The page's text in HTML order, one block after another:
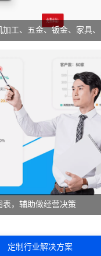
工、五金、钣金、家具
表，辅助做经营决策
定制行业解决方案